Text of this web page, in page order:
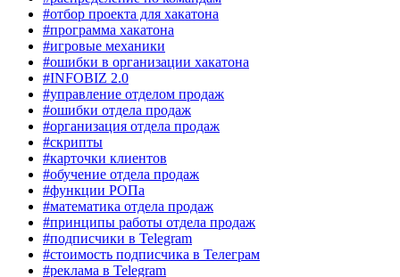
#отбор проекта для хакатона
#программа хакатона
#игровые механики
#ошибки в организации хакатона
#INFOBIZ 2.0
#управление отделом продаж
#ошибки отдела продаж
#организация отдела продаж
#скрипты
#карточки клиентов
#обучение отдела продаж
#функции РОПа
#математика отдела продаж
#принципы работы отдела продаж
#подписчики в Telegram
#стоимость подписчика в Телеграм
#реклама в Telegram